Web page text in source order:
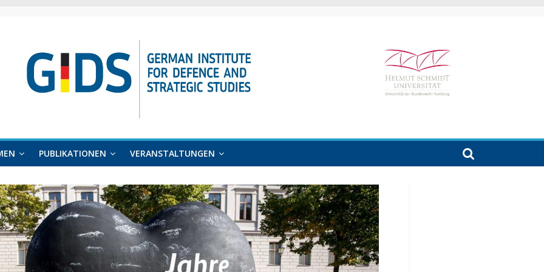
PUBLIKATIONEN VERANSTALTUNGEN